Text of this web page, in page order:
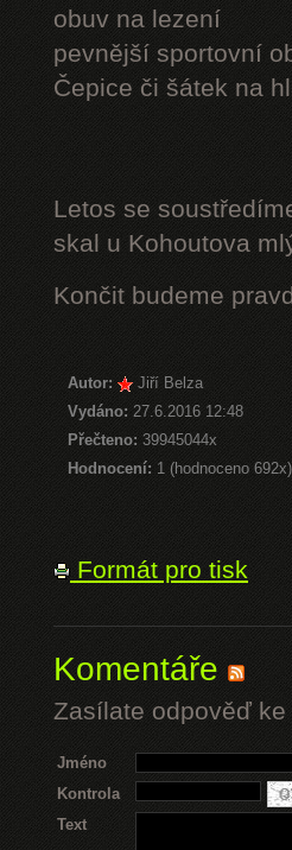
obuv na lezení
pevnější sportovní
Čepice či šátek na
Letos se
skal u Kohoutova
Končit budeme
Autor:
Jiří Belza
Vydáno: 27.6.2016 12:48
Přečteno:39945044x
Hodnocení: 1 (hodnoceno 692x)
Formát pro tisk
Komentáře
Zasílate odpověď
Jméno
Kontrola
Text